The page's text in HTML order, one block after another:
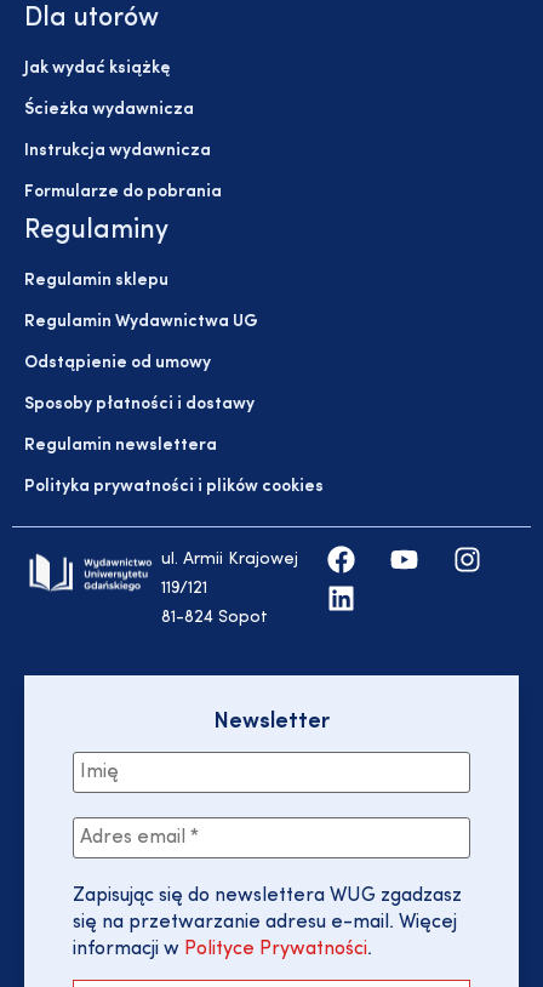
Dla utorów
Jak wydać książkę
Ścieżka wydawnicza
Instrukcja wydawnicza
Formularze do pobrania
Regulaminy
Regulamin sklepu
Regulamin Wydawnictwa UG
Odstąpienie od umowy
Sposoby płatności i dostawy
Regulamin newslettera
Polityka prywatności i plików cookies
ul. Armii Krajowej
119/121
81-824 Sopot
Newsletter
Zapisując się do newslettera WUG zgadzasz
się na przetwarzanie adresu e-mail. Więcej
informacji w Polityce Prywatności.